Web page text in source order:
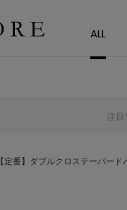
ALL
注目
【定番】ダブルクロステーパード